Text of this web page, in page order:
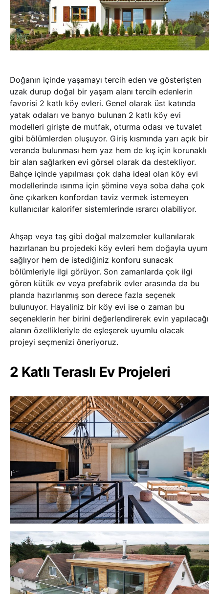
Doğanın içinde yaşamayı tercih eden ve gösterişten
uzak durup doğal bir yaşam alanı tercih edenlerin
favorisi 2 katlı köy evleri. Genel olarak üst katında
yatak odaları ve banyo bulunan 2 katlı köy evi
modelleri girişte de mutfak, oturma odası ve tuvalet
gibi bölümlerden oluşuyor. Giriş kısmında yarı açık bir
veranda bulunması hem yaz hem de kış için korunaklı
bir alan sağlarken evi görsel olarak da destekliyor.
Bahçe içinde yapılması çok daha ideal olan köy evi
modellerinde ısınma için şömine veya soba daha çok
öne çıkarken konfordan taviz vermek istemeyen
kullanıcılar kalorifer sistemlerinde ısrarcı olabiliyor.
Ahşap veya taş gibi doğal malzemeler kullanılarak
hazırlanan bu projedeki köy evleri hem doğayla uyum
sağlıyor hem de istediğiniz konforu sunacak
bölümleriyle ilgi görüyor. Son zamanlarda çok ilgi
gören kütük ev veya prefabrik evler arasında da bu
planda hazırlanmış son derece fazla seçenek
bulunuyor. Hayaliniz bir köy evi ise o zaman bu
seçeneklerin her birini değerlendirerek evin yapılacağı
alanın özellikleriyle de eşleşerek uyumlu olacak
projeyi seçmenizi öneriyoruz.
2 Katlı Teraslı Ev Projeleri